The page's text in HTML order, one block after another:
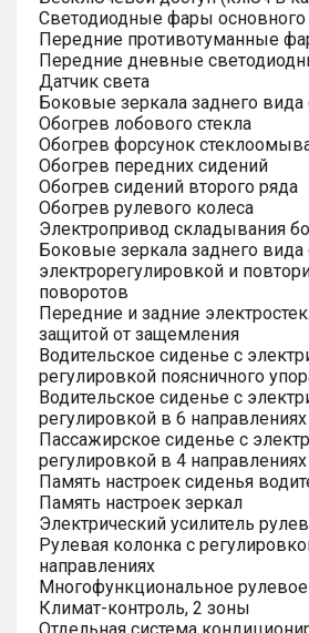
Светодиодные фары основного
Передние противотуманные
Передние дневные
Датчик света
Боковые зеркала заднего
Обогрев лобового стекла
Обогрев форсунок
Обогрев передних сидений
Обогрев сидений второго ряда
Обогрев рулевого колеса
Электропривод складывания
Боковые зеркала заднего вида
электрорегулировкой и
поворотов
Передние и задние
защитой от защемления
Водительское сиденье с
регулировкой поясничного
Водительское сиденье с
регулировкой в 6 направлениях
Пассажирское сиденье с
регулировкой в 4 направлениях
Память настроек сиденья
Память настроек зеркал
Электрический усилитель
Рулевая колонка с
направлениях
Многофункциональное
Климат-контроль, 2 зоны
Отдельная система